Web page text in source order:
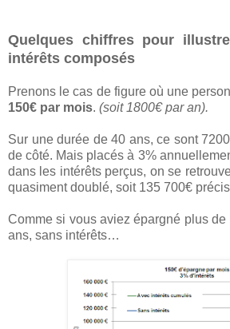
Quelques chiffres pour
intérêts composés
Prenons le cas de figure où une
150€ par mois. (soit 1800€ par an).
Sur une durée de 40 ans, ce sont
de côté. Mais placés à 3%
dans les intérêts perçus, on se
quasiment doublé, soit 135 700€
Comme si vous aviez épargné plus
ans, sans intérêts…